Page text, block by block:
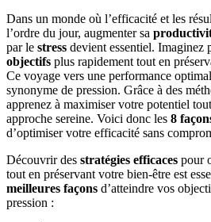
Dans un monde où l’efficacité et les
l’ordre du jour, augmenter sa
par le stress devient essentiel. Imaginez
objectifs plus rapidement tout en
Ce voyage vers une performance
synonyme de pression. Grâce à des
apprenez à maximiser votre potentiel
approche sereine. Voici donc les 8
d’optimiser votre efficacité sans
Découvrir des stratégies efficaces pour
tout en préservant votre bien-être est
meilleures façons d’atteindre vos
pression :